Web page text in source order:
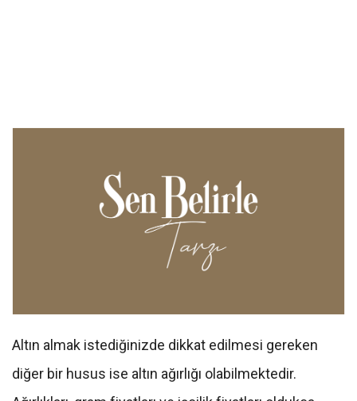
Altın almak istediğinizde dikkat edilmesi gereken
diğer bir husus ise altın ağırlığı olabilmektedir.